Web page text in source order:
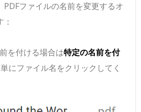
ファイルの名前を変更するオ
を付ける場合は特定の名前を付
単にファイル名をクリックしてく